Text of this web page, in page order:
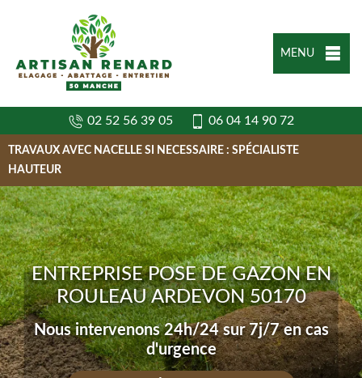
MENU
02 52 56 39 05 06 04 14 90 72
TRAVAUX AVEC NACELLE SI NECESSAIRE : SPÉCIALISTE
HAUTEUR
ENTREPRISE POSE DE GAZON EN
ROULEAU ARDEVON 50170
Nous intervenons 24h/24 sur 7j/7 en cas
d'urgence